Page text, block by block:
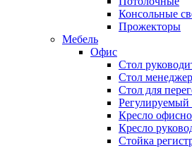
Консольные
Прожекторы
Мебель
Офис
Стол
Стол
Стол для
Регулируемый
Кресло
Кресло
Стойка